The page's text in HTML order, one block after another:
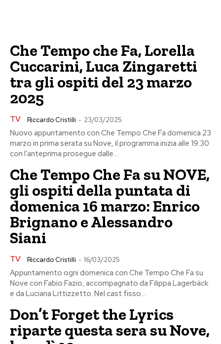
Che Tempo che Fa, Lorella
Cuccarini, Luca Zingaretti
tra gli ospiti del 23 marzo
2025
TV Riccardo Cristilli - 23/03/2025
Nuovo appuntamento con Che Tempo Che Fa domenica 23
marzo in prima serata su Nove, il programma inizia alle 19.30
con l'anteprima prosegue dalle...
Che Tempo Che Fa su NOVE,
gli ospiti della puntata di
domenica 16 marzo: Enrico
Brignano e Alessandro
Siani
TV Riccardo Cristilli - 16/03/2025
Appuntamento ogni domenica con Che Tempo Che Fa su
Nove con Fabio Fazio, accompagnato da Filippa Lagerbäck
e da Luciana Littizzetto. Nel cast fisso...
Don’t Forget the Lyrics
riparte questa sera su Nove,